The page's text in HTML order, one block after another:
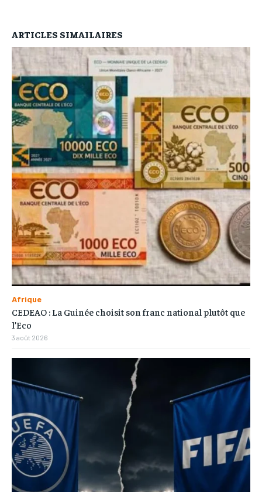
ARTICLES SIMAILAIRES
Afrique
CEDEAO : La Guinée choisit son franc national plutôt que
l’Eco
3 août 2026